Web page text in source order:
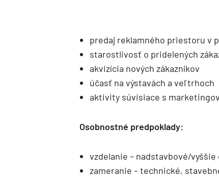
predaj reklamného priestoru v
starostlivosť o pridelených
akvizícia nových zákazníkov
účasť na výstavách a veľtrhoch
aktivity súvisiace s
Osobnostné predpoklady:
vzdelanie – nadstavbové/
zameranie – technické,